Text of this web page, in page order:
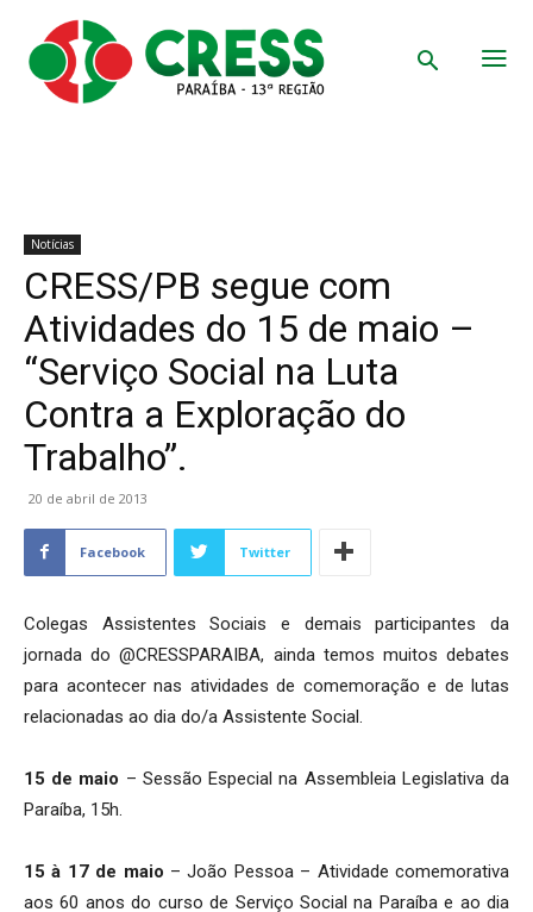
Notícias
CRESS/PB segue com
Atividades do 15 de maio –
“Serviço Social na Luta
Contra a Exploração do
Trabalho”.
20 de abril de 2013
Facebook Twitter
Colegas Assistentes Sociais e demais participantes da
jornada do @CRESSPARAIBA, ainda temos muitos debates
para acontecer nas atividades de comemoração e de lutas
relacionadas ao dia do/a Assistente Social.
15 de maio – Sessão Especial na Assembleia Legislativa da
Paraíba, 15h.
15 à 17 de maio – João Pessoa – Atividade comemorativa
aos 60 anos do curso de Serviço Social na Paraíba e ao dia